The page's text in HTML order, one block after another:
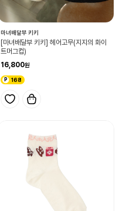
마녀배달부 키키
[마녀배달부 키키] 헤어고무(지지의 화이
트머그컵)
16,800
168